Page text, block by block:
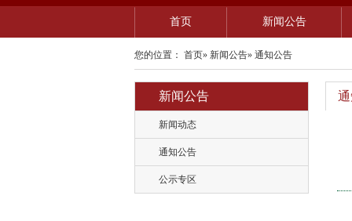
首页 新闻公告
您的位置： 首页» 新闻公告» 通知公告
新闻公告
新闻动态
通知公告
公示专区